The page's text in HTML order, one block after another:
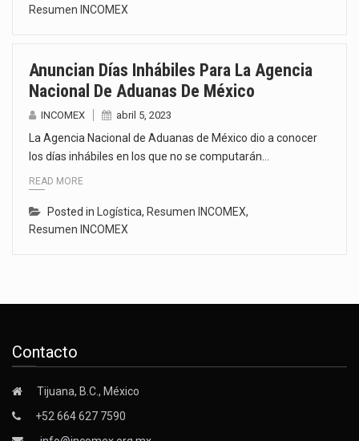
Resumen INCOMEX
Anuncian Días Inhábiles Para La Agencia
Nacional De Aduanas De México
INCOMEX abril 5, 2023
La Agencia Nacional de Aduanas de México dio a conocer
los días inhábiles en los que no se computarán…
READ MORE
Posted in Logística, Resumen INCOMEX,
Resumen INCOMEX
Contacto
Tijuana, B.C., México
+52 664 627 7590